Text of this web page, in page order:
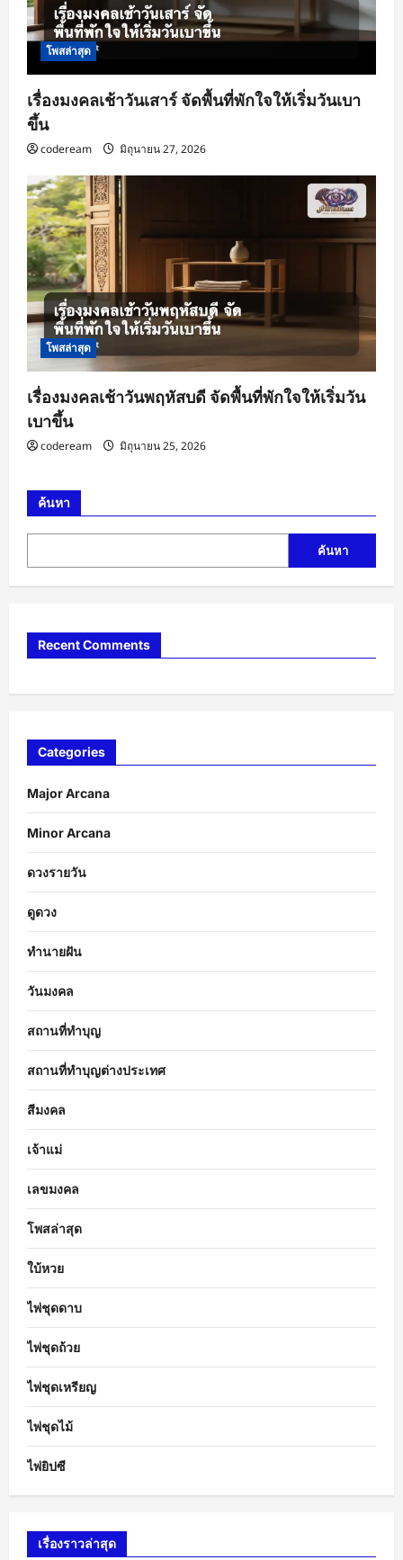
โพสล่าสุด
เรื่องมงคลเช้าวันเสาร์ จัดพื้นที่พักใจให้เริ่มวันเบา
ขึ้น
codeream มิถุนายน 27, 2026
โพสล่าสุด
เรื่องมงคลเช้าวันพฤหัสบดี จัดพื้นที่พักใจให้เริ่มวัน
เบาขึ้น
codeream มิถุนายน 25, 2026
ค้นหา
ค้นหา
Recent Comments
Categories
Major Arcana
Minor Arcana
ดวงรายวัน
ดูดวง
ทำนายฝัน
วันมงคล
สถานที่ทำบุญ
สถานที่ทำบุญต่างประเทศ
สีมงคล
เจ้าแม่
เลขมงคล
โพสล่าสุด
ใบ้หวย
ไพ่ชุดดาบ
ไพ่ชุดถ้วย
ไพ่ชุดเหรียญ
ไพ่ชุดไม้
ไพ่ยิปซี
เรื่องราวล่าสุด